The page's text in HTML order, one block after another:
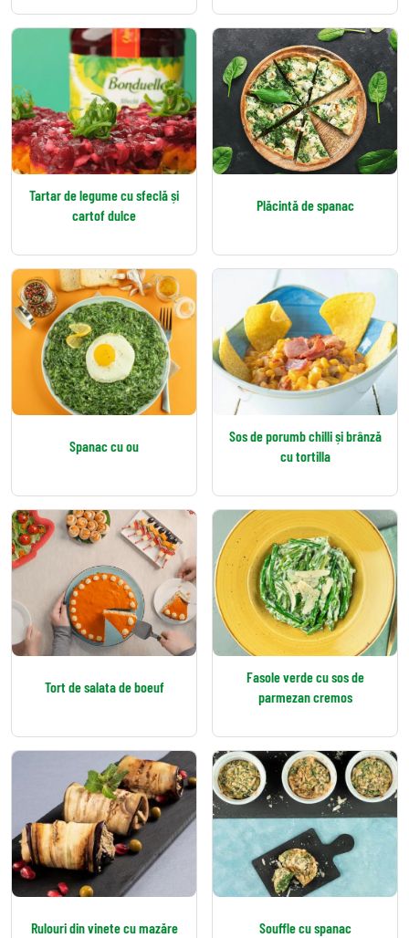
Tartar de legume cu sfeclă și
cartof dulce
Plăcintă de spanac
Spanac cu ou
Sos de porumb chilli și brânză
cu tortilla
Tort de salata de boeuf
Fasole verde cu sos de
parmezan cremos
Rulouri din vinete cu mazăre Souffle cu spanac